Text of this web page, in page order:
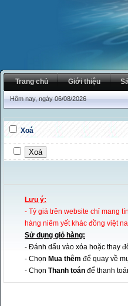
Trang chủ Giới thiệu
Hôm nay, ngày 06/08/2026
Xoá
Lưu ý:
- Tỷ giá trên website chỉ mang
hàng niêm yết khác đồng việt
Sử dụng giỏ hàng:
- Đánh dấu vào xóa hoặc thay
- Chọn Mua thêm để quay về
- Chọn Thanh toán để thanh